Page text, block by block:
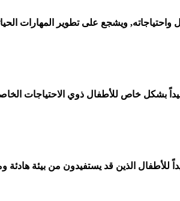
ويشجع على تطوير المهارات
بشكل خاص للأطفال ذوي الاحتياجات
للأطفال الذين قد يستفيدون من بيئة هادئة